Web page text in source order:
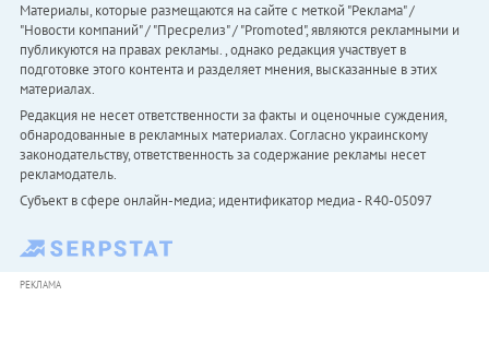
Материалы, которые размещаются на сайте с меткой "Реклама" /
"Новости компаний" / "Пресрелиз" / "Promoted", являются рекламными и
публикуются на правах рекламы. , однако редакция участвует в
подготовке этого контента и разделяет мнения, высказанные в этих
материалах.
Редакция не несет ответственности за факты и оценочные суждения,
обнародованные в рекламных материалах. Согласно украинскому
законодательству, ответственность за содержание рекламы несет
рекламодатель.
Субъект в сфере онлайн-медиа; идентификатор медиа - R40-05097
РЕКЛАМА